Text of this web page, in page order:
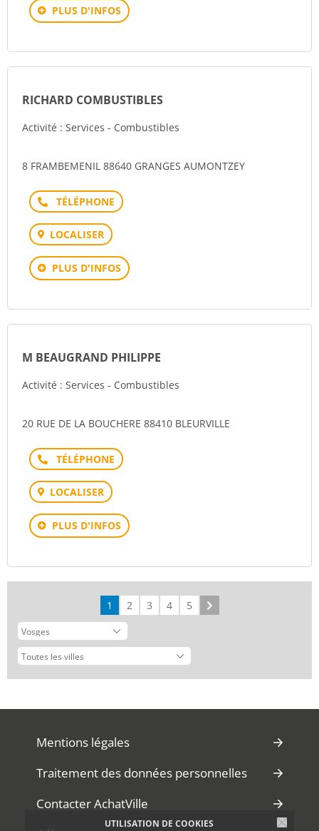
UTILISATION DE COOKIES
PLUS D'INFOS
RICHARD COMBUSTIBLES
Activité : Services - Combustibles
8 FRAMBEMENIL 88640 GRANGES AUMONTZEY
Téléphone
LOCALISER
PLUS D'INFOS
M BEAUGRAND PHILIPPE
Activité : Services - Combustibles
20 RUE DE LA BOUCHERE 88410 BLEURVILLE
Téléphone
LOCALISER
PLUS D'INFOS
1 2 3 4 5
Mentions légales
Traitement des données personnelles
Contacter AchatVille